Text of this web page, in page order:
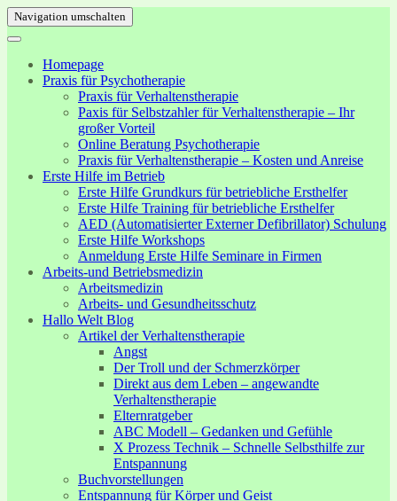
Navigation umschalten
Homepage
Praxis für Psychotherapie
Praxis für Verhaltenstherapie
Paxis für Selbstzahler für Verhaltenstherapie – Ihr
großer Vorteil
Online Beratung Psychotherapie
Praxis für Verhaltenstherapie – Kosten und Anreise
Erste Hilfe im Betrieb
Erste Hilfe Grundkurs für betriebliche Ersthelfer
Erste Hilfe Training für betriebliche Ersthelfer
AED (Automatisierter Externer Defibrillator) Schulung
Erste Hilfe Workshops
Anmeldung Erste Hilfe Seminare in Firmen
Arbeits-und Betriebsmedizin
Arbeitsmedizin
Arbeits- und Gesundheitsschutz
Hallo Welt Blog
Artikel der Verhaltenstherapie
Angst
Der Troll und der Schmerzkörper
Direkt aus dem Leben – angewandte
Verhaltenstherapie
Elternratgeber
ABC Modell – Gedanken und Gefühle
X Prozess Technik – Schnelle Selbsthilfe zur
Entspannung
Buchvorstellungen
Entspannung für Körper und Geist